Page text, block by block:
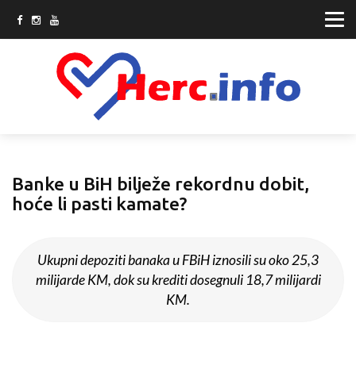
Banke u BiH bilježe rekordnu dobit,
hoće li pasti kamate?
Ukupni depoziti banaka u FBiH iznosili su oko 25,3
milijarde KM, dok su krediti dosegnuli 18,7 milijardi
KM.